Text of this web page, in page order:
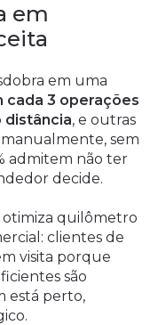
em
em uma
cada 3 operações
distância, e outras
sem
admitem não ter
decide.
quilômetro
clientes de
visita porque
são
está perto,